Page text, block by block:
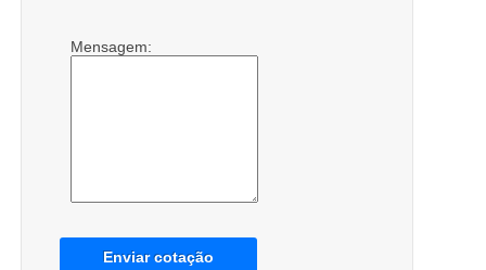
Mensagem:
Enviar cotação